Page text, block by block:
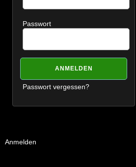
Passwort
Passwort vergessen?
Anmelden